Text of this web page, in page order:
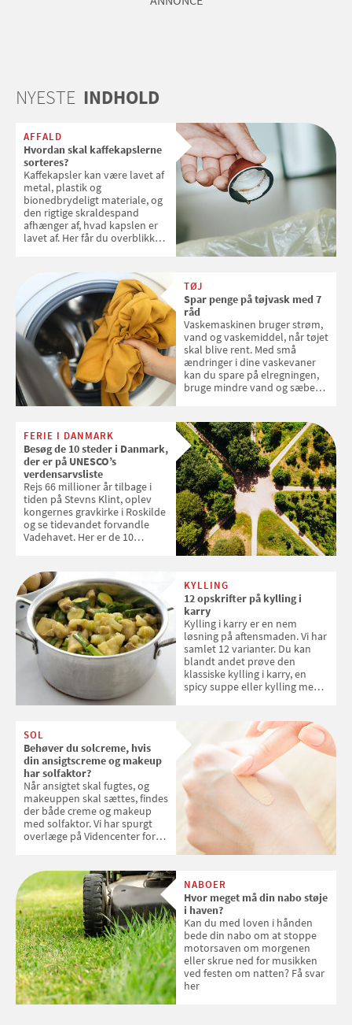
NYESTE INDHOLD
AFFALD
Hvordan skal kaffekapslerne
sorteres?
Kaffekapsler kan være lavet af
metal, plastik og
bionedbrydeligt materiale, og
den rigtige skraldespand
afhænger af, hvad kapslen er
lavet af. Her får du overblikket
TØJ
Spar penge på tøjvask med 7
råd
Vaskemaskinen bruger strøm,
vand og vaskemiddel, når tøjet
skal blive rent. Med små
ændringer i dine vaskevaner
kan du spare på elregningen,
bruge mindre vand og sæbe
enkle råd til at spare penge på
tøjvasken
FERIE I DANMARK
Besøg de 10 steder i Danmark,
der er på UNESCO’s
verdensarvsliste
Rejs 66 millioner år tilbage i
tiden på Stevns Klint, oplev
kongernes gravkirke i Roskilde
og se tidevandet forvandle
Vadehavet. Her er de 10
KYLLING
12 opskrifter på kylling i
karry
Kylling i karry er en nem
løsning på aftensmaden. Vi har
samlet 12 varianter. Du kan
blandt andet prøve den
klassiske kylling i karry, en
spicy suppe eller kylling med
SOL
Behøver du solcreme, hvis
din ansigtscreme og makeup
har solfaktor?
Når ansigtet skal fugtes, og
makeuppen skal sættes, findes
der både creme og makeup
med solfaktor. Vi har spurgt
overlæge på Videncenter for
med SPF kan erstatte
solcreme, når man bevæger
sig ud i solen
NABOER
Hvor meget må din nabo støje
i haven?
Kan du med loven i hånden
bede din nabo om at stoppe
motorsaven om morgenen
eller skrue ned for musikken
ved festen om natten? Få svar
her